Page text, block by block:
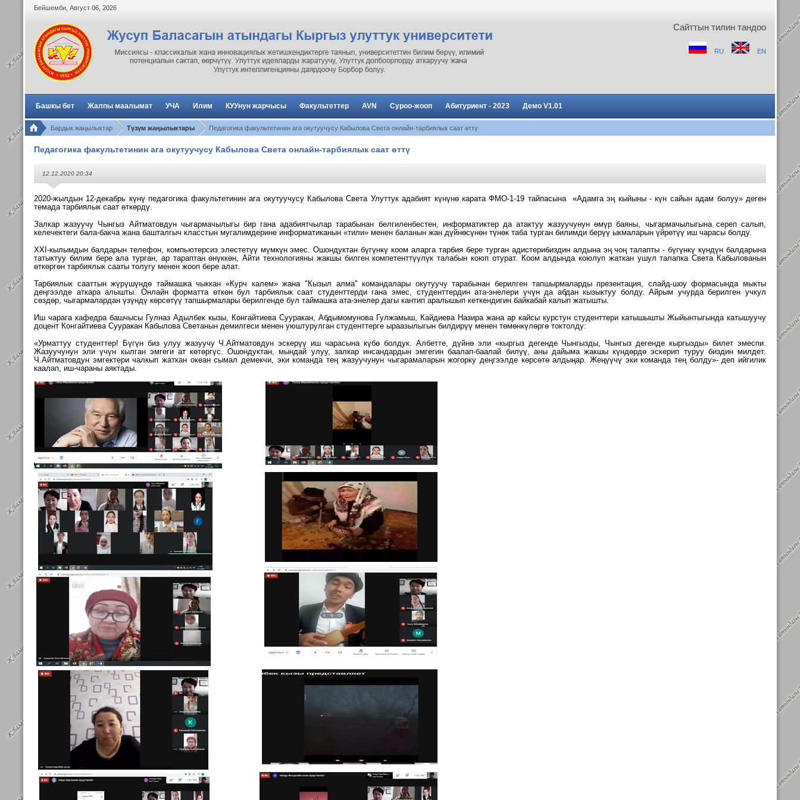
Бейшемби Август 06 2026
Сайттын тилин тандоо
RU EN
Башкы бет Жалпы маалымат УЧА Илим КУУнун жарчысы Факультеттер AVN Суроо-жооп Абитуриент - 2023 Демо V1.01
Бардык жаңылыктар Түзүм жаңылыктары Педагогика факультетинин ага окутуучусу Кабылова Света онлайн-тарбиялык саат өттү
Педагогика факультетинин ага окутуучусу Кабылова Света онлайн-тарбиялык саат өттү
12.12.2020 20:34
2020-жылдын 12-декабрь күнү педагогика факультетининага окутуучусу КабыловаСвета Улуттук адабият күнүнө каратаФМО-1-19 тайпасына «Адамга эң кыйыны - күн сайынадам болуу» деген
темада тарбиялык саат өткөрдү.
Залкар жазуучу Чынгыз Айтматовдун чыгармачылыгы бир гана адабиятчылар тарабынан белгиленбестен, информатиктер да атактуу жазуучунун өмүр баяны, чыгармачылыгына сереп салып,
келечектеги бала-бакча жана башталгыч класстын мугалимдерине информатиканын «тили» менен баланын жан дүйнөсүнөн түнөк таба турган билимди берүү ыкмаларын үйрөтүү иш чарасы болду.
ХХI-кылымдын балдарын телефон, компьютерсиз элестетүү мүмкүн эмес. Ошондуктан бүгүнкү коом аларгатарбия бере турган адистерибиздин алдына эң чоң талапты - бүгүнкү күндүнбалдарына
татыктуу билим бере ала турган, ар тараптан өнүккөн, Айтитехнологияны жакшы билген компетенттүүлүк талабын коюп отурат. Коомалдында коюлуп жаткан ушул талапка Света Кабылованын
өткөргөн тарбиялык сааты толугу менен жооп бере алат.
Тарбиялык сааттынжүрүшүндө таймашка чыккан«Курч калем» жана "Кызыл алма"командалары окутуучу тарабынан берилген тапшырмаларды презентация, слайд-шоу формасында мыкты
деңгээлде аткара алышты. Онлайн форматта өткөн бул тарбиялык саат студенттерди гана эмес, студенттердин ата-энелери үчүн да абдан кызыктуу болду. Айрым учурда берилген учкул
сөздөр, чыгармалардан үзүндү көрсөтүү тапшырмалары берилгенде бул таймашка ата-энелер дагы кантип аралышып кеткендигин байкабай калып жатышты.
Иш чарага кафедра башчысы Гулназ Адылбек кызы, Конгайтиева Сууракан, Абдымомунова Гулжамыш, Кайдиева Назира жана ар кайсы курстун студенттери катышышты Жыйынтыгында катышуучу
доцент Конгайтиева Сууракан Кабылова Светанын демилгеси менен уюштурулган студенттерге ыраазылыгын билдирүү менен төмөнкүлөргө токтолду:
«Урматтуу студенттер! Бүгүн биз улуу жазуучу Ч.Айтматовдун эскерүү ишчарасына күбө болдук. Албетте, дүйнө эли «кыргыз дегенде Чынгызды, Чынгыз дегенде кыргызды» билет эмеспи.
Жазуучунун эли үчүн кылган эмгеги ат көтөргүс. Ошондуктан, мындай улуу, залкар инсандардын эмгегинбаалап-баалай билүү, аны дайыма жакшы күндөрдө эскерип туруу биздинмилдет.
Ч.Айтматовдун эмгектери чалкып жаткан океан сымал демекчи, экикоманда тең жазуучунун чыгарамаларын жогорку деңгээлде көрсөтөалдыңар. Жеңүүчү эки команда тең болду»- деп ийгилик
каалап, иш-чараны аяктады.